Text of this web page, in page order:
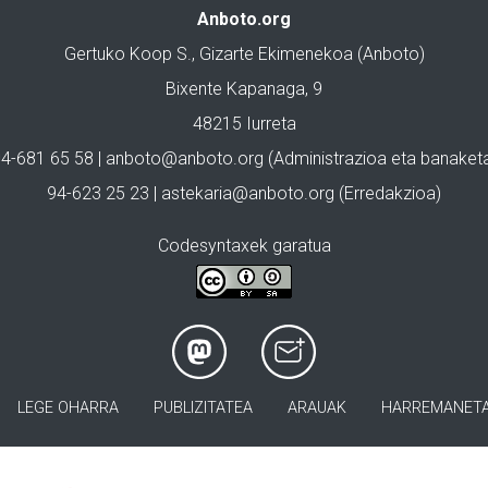
Anboto.org
Gertuko Koop S., Gizarte Ekimenekoa (Anboto)
Bixente Kapanaga, 9
48215 Iurreta
681 65 58 | anboto@anboto.org (Administrazioa eta
94-623 25 23 | astekaria@anboto.org (Erredakzioa)
Codesyntaxek garatua
LEGE OHARRA PUBLIZITATEA ARAUAK